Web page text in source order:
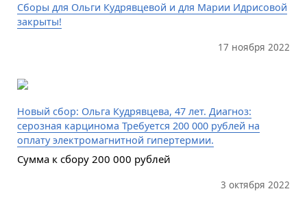
Сборы для Ольги Кудрявцевой и для Марии Идрисовой
закрыты!
17 ноября 2022
Новый сбор: Ольга Кудрявцева, 47 лет. Диагноз:
серозная карцинома Требуется 200 000 рублей на
оплату электромагнитной гипертермии.
Сумма к сбору 200 000 рублей
3 октября 2022